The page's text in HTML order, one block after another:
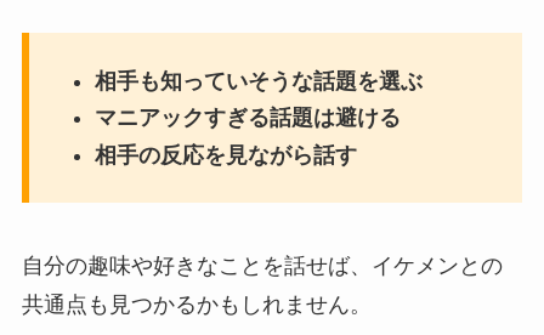
相手も知っていそうな話題を選ぶ
マニアックすぎる話題は避ける
相手の反応を見ながら話す
自分の趣味や好きなことを話せば、イケメンとの
共通点も見つかるかもしれません。